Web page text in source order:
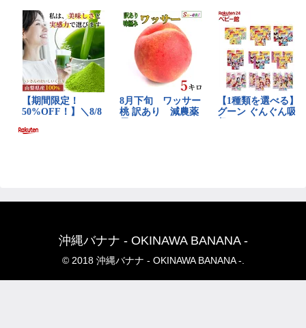
沖縄バナナ - OKINAWA BANANA -
© 2018 沖縄バナナ - OKINAWA BANANA -.